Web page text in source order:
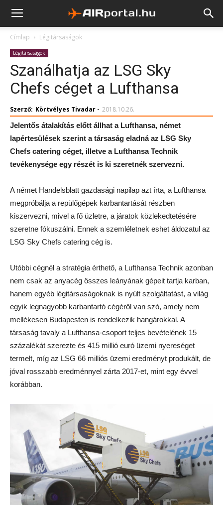
Címlap Légitársaságok
Légitársaságok
Szanálhatja az LSG Sky
Chefs céget a Lufthansa
Szerző: Körtvélyes Tivadar - 2018.10.26.
Jelentős átalakítás előtt állhat a Lufthansa, német
lapértesülések szerint a társaság eladná az LSG Sky
Chefs catering céget, illetve a Lufthansa Technik
tevékenysége egy részét is ki szeretnék szervezni.
A német Handelsblatt gazdasági napilap azt írta, a Lufthansa
megpróbálja a repülőgépek karbantartását részben
kiszervezni, mivel a fő üzletre, a járatok közlekedtetésére
szeretne fókuszálni. Ennek a szemléletnek eshet áldozatul az
LSG Sky Chefs catering cég is.
Utóbbi cégnél a stratégia érthető, a Lufthansa Technik azonban
nem csak az anyacég összes leányának gépeit tartja karban,
hanem egyéb légitársaságoknak is nyúlt szolgáltatást, a világ
egyik legnagyobb karbantartó cégéről van szó, amely nem
mellékesen Budapesten is rendelkezik hangárokkal. A
társaság tavaly a Lufthansa-csoport teljes bevételének 15
százalékát szerezte és 415 millió euró üzemi nyereséget
termelt, míg az LSG 66 milliós üzemi eredményt produkált, de
jóval rosszabb eredménnyel zárta 2017-et, mint egy évvel
korábban.